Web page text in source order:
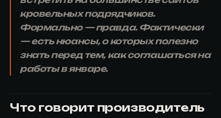
кровельных подрядчиков.
Формально — правда. Фактически
— есть нюансы, о которых полезно
знать перед тем, как соглашаться на
работы в январе.
Что говорит производитель